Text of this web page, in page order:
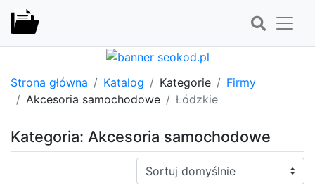
Strona główna Katalog Kategorie
Firmy
Akcesoria samochodowe
Łódzkie
Kategoria: Akcesoria samochodowe
Sortuj: